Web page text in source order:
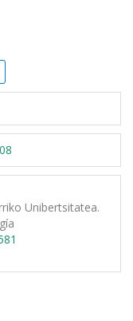
Unibertsitatea.